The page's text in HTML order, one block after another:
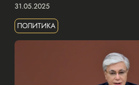
31.05.2025
ПОЛИТИКА